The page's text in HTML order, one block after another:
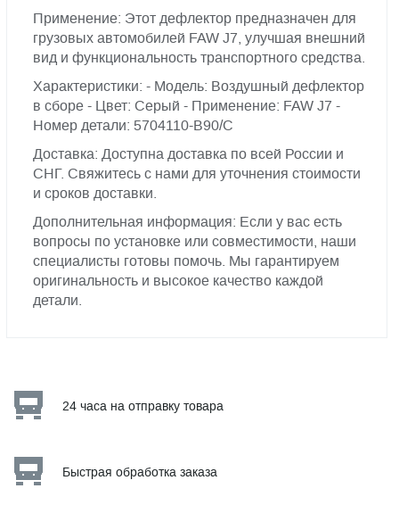
Применение: Этот дефлектор предназначен для
грузовых автомобилей FAW J7, улучшая внешний
вид и функциональность транспортного средства.
Характеристики: - Модель: Воздушный дефлектор
в сборе - Цвет: Серый - Применение: FAW J7 -
Номер детали: 5704110-B90/C
Доставка: Доступна доставка по всей России и
СНГ. Свяжитесь с нами для уточнения стоимости
и сроков доставки.
Дополнительная информация: Если у вас есть
вопросы по установке или совместимости, наши
специалисты готовы помочь. Мы гарантируем
оригинальность и высокое качество каждой
детали.
24 часа на отправку товара
Быстрая обработка заказа